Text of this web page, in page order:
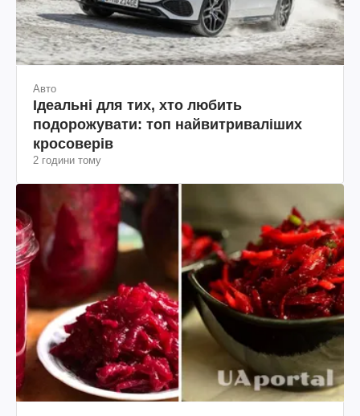
Авто
Ідеальні для тих, хто любить
подорожувати: топ найвитриваліших
кросоверів
2 години тому